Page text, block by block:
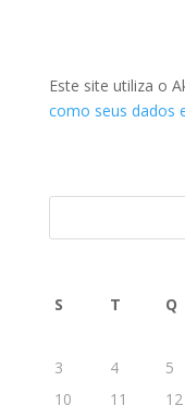
Este site utiliza o
como seus dados
S T Q
3
4 5
10
11 12